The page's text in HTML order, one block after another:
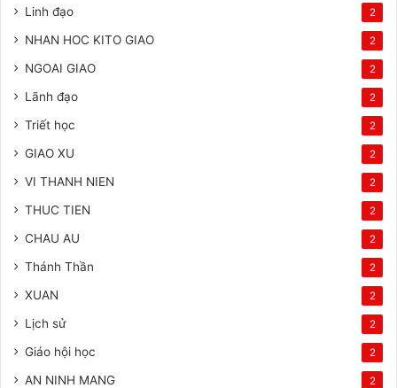
Linh đạo 2
NHAN HOC KITO GIAO 2
NGOAI GIAO 2
Lãnh đạo 2
Triết học 2
GIAO XU 2
VI THANH NIEN 2
THUC TIEN 2
CHAU AU 2
Thánh Thần 2
XUAN 2
Lịch sử 2
Giáo hội học 2
AN NINH MANG 2